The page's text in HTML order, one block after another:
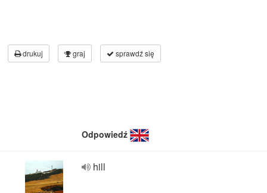
drukuj graj sprawdź się
Odpowiedź
hill